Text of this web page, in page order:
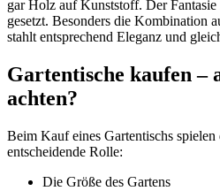
gar Holz auf Kunststoff. Der
gesetzt. Besonders die Kombination
stahlt entsprechend Eleganz und
Gartentische kaufen –
achten?
Beim Kauf eines Gartentischs
entscheidende Rolle:
Die Größe des Gartens